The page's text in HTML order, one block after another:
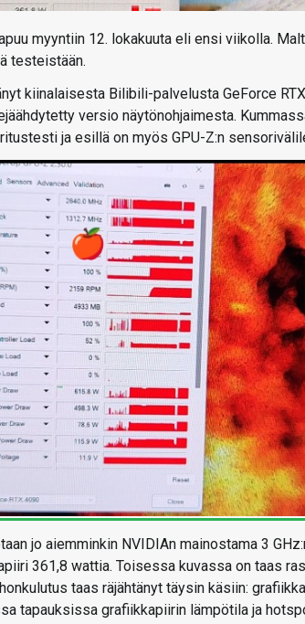
myyntiin 12. lokakuuta eli ensi viikolla.
testeistään.
kiinalaisesta Bilibili-palvelusta GeForce
versio näytönohjaimesta.
ja esillä on myös GPU-Z:n
jo aiemminkin NVIDIAn mainostama 3
361,8 wattia. Toisessa kuvassa on taas
taas räjähtänyt täysin käsiin:
tapauksissa grafiikkapiirin lämpötila ja